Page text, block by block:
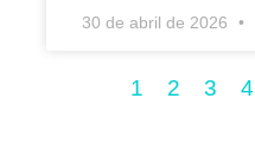
30 de abril de 2026
1 2 3 4